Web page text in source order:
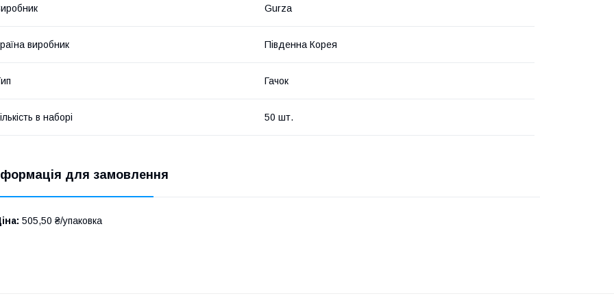
Gurza
виробник Південна Корея
Гачок
в наборі 50 шт.
для замовлення
505,50 ₴/упаковка